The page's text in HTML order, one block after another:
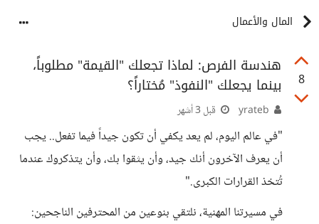
المال والأعمال
8
هندسة الفرص: لماذا تجعلك "القيمة" مطلوباً،
بينما يجعلك "النفوذ" مُختاراً؟
قبل 3 أشهر
"في عالم اليوم، لم يعد يكفي أن تكون جيداً فيما تفعل.. يجب
أن يعرف الآخرون أنك جيد، وأن يثقوا بك، وأن يتذكروك عندما
تُتخذ القرارات الكبرى."
في مسيرتنا المهنية، نلتقي بنوعين من المحترفين الناجحين: